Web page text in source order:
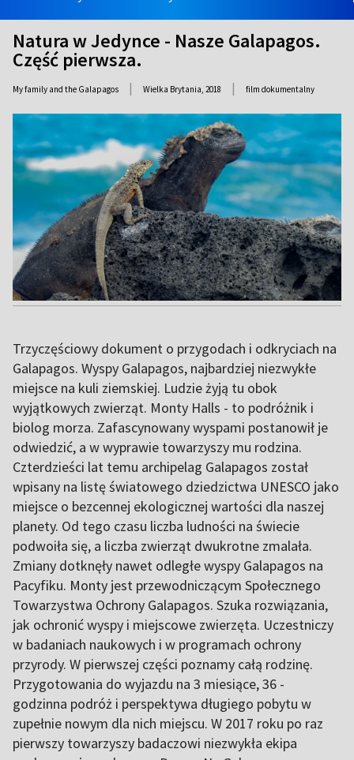
Natura w Jedynce - Nasze Galapagos.
Część pierwsza.
My family and the Galapagos | Wielka Brytania, 2018 | film dokumentalny
Trzyczęściowy dokument o przygodach i odkryciach na
Galapagos. Wyspy Galapagos, najbardziej niezwykłe
miejsce na kuli ziemskiej. Ludzie żyją tu obok
wyjątkowych zwierząt. Monty Halls - to podróżnik i
biolog morza. Zafascynowany wyspami postanowił je
odwiedzić, a w wyprawie towarzyszy mu rodzina.
Czterdzieści lat temu archipelag Galapagos został
wpisany na listę światowego dziedzictwa UNESCO jako
miejsce o bezcennej ekologicznej wartości dla naszej
planety. Od tego czasu liczba ludności na świecie
podwoiła się, a liczba zwierząt dwukrotne zmalała.
Zmiany dotknęły nawet odległe wyspy Galapagos na
Pacyfiku. Monty jest przewodniczącym Społecznego
Towarzystwa Ochrony Galapagos. Szuka rozwiązania,
jak ochronić wyspy i miejscowe zwierzęta. Uczestniczy
w badaniach naukowych i w programach ochrony
przyrody. W pierwszej części poznamy całą rodzinę.
Przygotowania do wyjazdu na 3 miesiące, 36 -
godzinna podróż i perspektywa długiego pobytu w
zupełnie nowym dla nich miejscu. W 2017 roku po raz
pierwszy towarzyszy badaczowi niezwykła ekipa